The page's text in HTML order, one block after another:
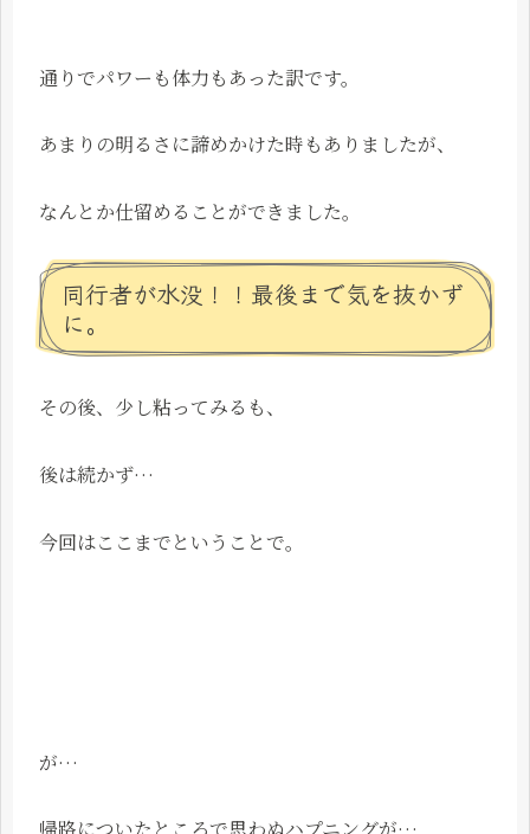
通りでパワーも体力もあった訳です。
あまりの明るさに諦めかけた時もありましたが、
なんとか仕留めることができました。
同行者が水没！！最後まで気を抜かず
に。
その後、少し粘ってみるも、
後は続かず…
今回はここまでということで。
が…